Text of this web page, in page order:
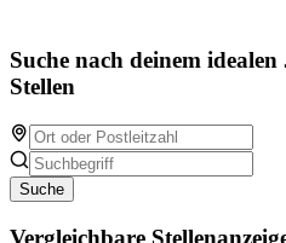
Suche nach deinem
Stellen
Suche
Vergleichbare